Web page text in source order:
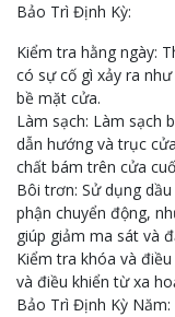
Bảo Trì Định Kỳ:
Kiểm tra hằng ngày:
có sự cố gì xảy ra
bề mặt cửa.
Làm sạch: Làm sạch
dẫn hướng và trục
chất bám trên cửa
Bôi trơn: Sử dụng
phận chuyển động,
giúp giảm ma sát và
Kiểm tra khóa và
và điều khiển từ xa
Bảo Trì Định Kỳ Năm: